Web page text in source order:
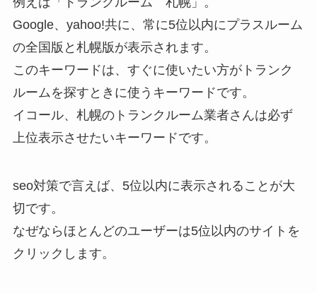
Google、yahoo!共に、常に5位以内にプラスルーム
の全国版と札幌版が表示されます。
このキーワードは、すぐに使いたい方がトランク
ルームを探すときに使うキーワードです。
イコール、札幌のトランクルーム業者さんは必ず
上位表示させたいキーワードです。
seo対策で言えば、5位以内に表示されることが大
切です。
なぜならほとんどのユーザーは5位以内のサイトを
クリックします。